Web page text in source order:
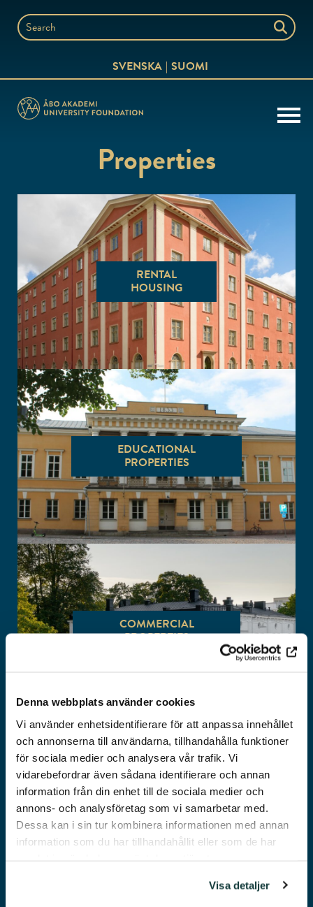
Denna webbplats använder cookies
Vi använder enhetsidentifierare för att anpassa innehållet
och annonserna till användarna, tillhandahålla funktioner
för sociala medier och analysera vår trafik. Vi
vidarebefordrar även sådana identifierare och annan
information från din enhet till de sociala medier och
annons- och analysföretag som vi samarbetar med.
Dessa kan i sin tur kombinera informationen med annan
information som du har tillhandahållit eller som de har
Visa detaljer
contentSearch
SVENSKA SUOMI
Properties
RENTAL
HOUSING
EDUCATIONAL
PROPERTIES
COMMERCIAL
PROPERTIES
OTHER
PROPERTIES